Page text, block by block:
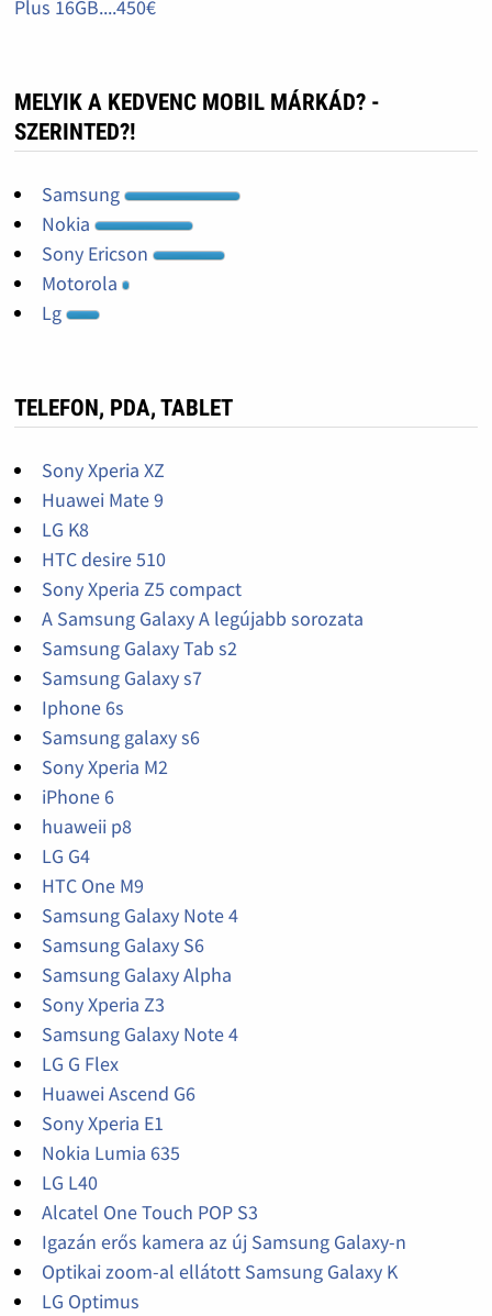
Plus 16GB....450€
MELYIK A KEDVENC MOBIL MÁRKÁD? -
SZERINTED?!
Samsung
Nokia
Sony Ericson
Motorola
Lg
TELEFON, PDA, TABLET
Sony Xperia XZ
Huawei Mate 9
LG K8
HTC desire 510
Sony Xperia Z5 compact
A Samsung Galaxy A legújabb sorozata
Samsung Galaxy Tab s2
Samsung Galaxy s7
Iphone 6s
Samsung galaxy s6
Sony Xperia M2
iPhone 6
huaweii p8
LG G4
HTC One M9
Samsung Galaxy Note 4
Samsung Galaxy S6
Samsung Galaxy Alpha
Sony Xperia Z3
Samsung Galaxy Note 4
LG G Flex
Huawei Ascend G6
Sony Xperia E1
Nokia Lumia 635
LG L40
Alcatel One Touch POP S3
Igazán erős kamera az új Samsung Galaxy-n
Optikai zoom-al ellátott Samsung Galaxy K
LG Optimus